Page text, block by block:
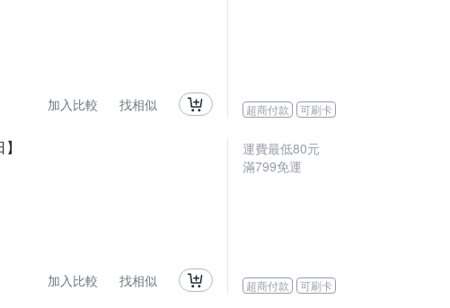
加入比較 找相似 超商付款 可刷卡
加入比較 找相似
運費最低80元
滿799免運
超商付款 可刷卡